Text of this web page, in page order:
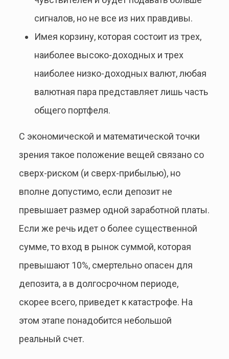
сигналов, но не все из них правдивы.
Имея корзину, которая состоит из трех,
наиболее высоко-доходных и трех
наиболее низко-доходных валют, любая
валютная пара представляет лишь часть
общего портфеля.
С экономической и математической точки
зрения такое положение вещей связано со
сверх-риском (и сверх-прибылью), но
вполне допустимо, если депозит не
превышает размер одной заработной платы.
Если же речь идет о более существенной
сумме, то вход в рынок суммой, которая
превышают 10%, смертельно опасен для
депозита, а в долгосрочном периоде,
скорее всего, приведет к катастрофе. На
этом этапе понадобится небольшой
реальный счет.